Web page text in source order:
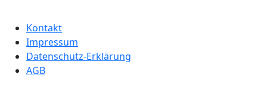
Kontakt
Impressum
Datenschutz-Erklärung
AGB